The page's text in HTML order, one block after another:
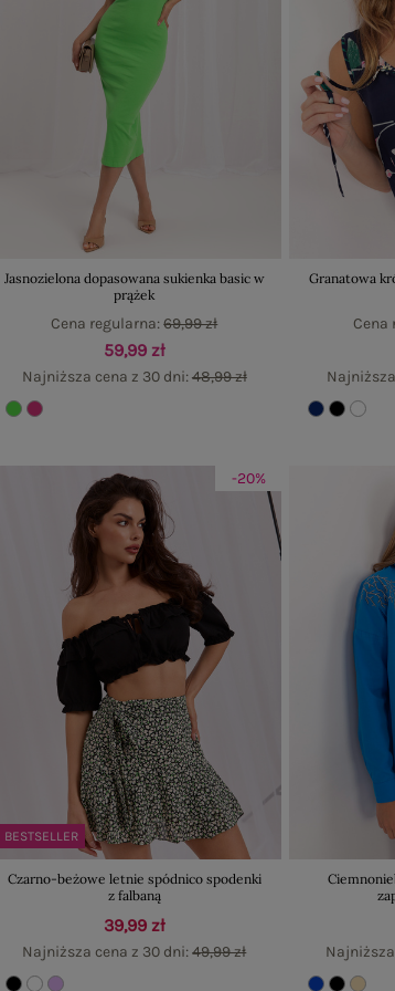
Jasnozielona dopasowana sukienka basic w
prążek
59,99 zł
Najniższa cena z 30 dni:48,99 zł
Cena regularna:69,99 zł
Granatowa
Cena
BESTSELLER
-20%
Czarno-beżowe letnie spódnico spodenki
z falbaną
39,99 zł
Najniższa cena z 30 dni:49,99 zł